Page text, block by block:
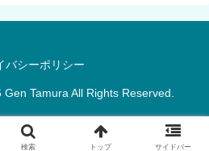
バシーポリシー
Tamura All Rights Reserved.
検索 トップ サイドバー